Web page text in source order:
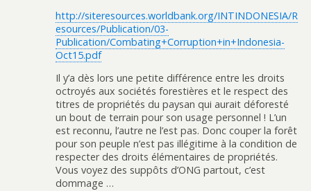
http://siteresources.worldbank.org/INTINDONESIA/R
esources/Publication/03-
Publication/Combating+Corruption+in+Indonesia-
Oct15.pdf
Il y’a dès lors une petite différence entre les droits
octroyés aux sociétés forestières et le respect des
titres de propriétés du paysan qui aurait déforesté
un bout de terrain pour son usage personnel ! L’un
est reconnu, l’autre ne l’est pas. Donc couper la forêt
pour son peuple n’est pas illégitime à la condition de
respecter des droits élémentaires de propriétés.
Vous voyez des suppôts d’ONG partout, c’est
dommage …